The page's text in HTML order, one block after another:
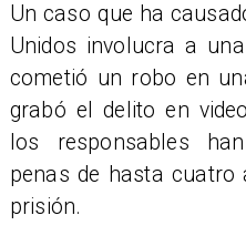
Un caso que ha
Unidos involucra a
cometió un robo en
grabó el delito en
los responsables
penas de hasta cuatro
prisión.